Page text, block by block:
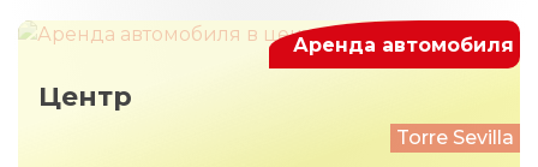
Центр
Torre Sevilla
Аренда автомобиля